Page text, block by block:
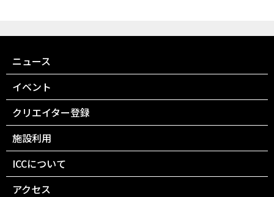
ニュース
イベント
クリエイター登録
施設利用
ICCについて
アクセス